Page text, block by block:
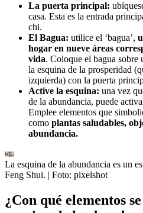
La puerta principal:
casa. Esta es la entrada
chi.
El Bagua: utilice el ‘bagua’,
hogar en nueve áreas
vida. Coloque el bagua sobre
la esquina de la prosperidad
izquierda) con la puerta
Active la esquina: una vez
de la abundancia, puede
Emplee elementos que
como plantas saludables,
abundancia.
La esquina de la abundancia es un
Feng Shui. | Foto: pixelshot
¿Con qué elementos